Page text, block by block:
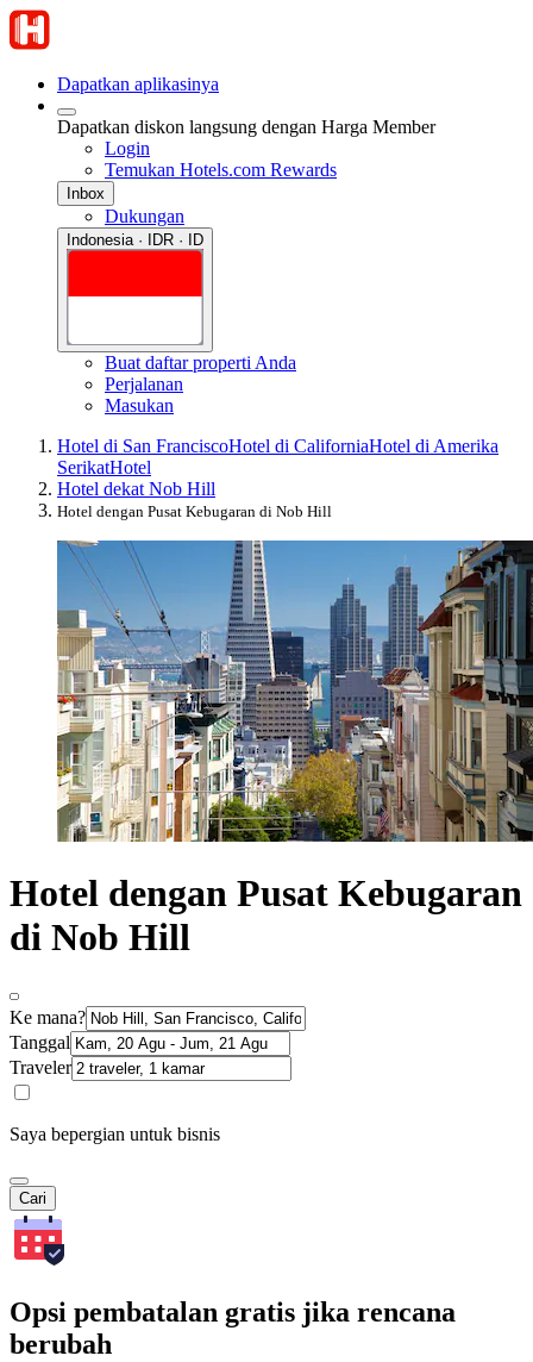
Dapatkan aplikasinya
Dapatkan diskon langsung dengan Harga Member
Login
Temukan Hotels.com Rewards
Inbox
Dukungan
Indonesia · IDR · ID
Buat daftar properti Anda
Perjalanan
Masukan
Hotel di San FranciscoHotel di CaliforniaHotel di Amerika
SerikatHotel
Hotel dekat Nob Hill
Hotel dengan Pusat Kebugaran di Nob Hill
Hotel dengan Pusat Kebugaran
di Nob Hill
Ke mana?
Tanggal
Traveler
Saya bepergian untuk bisnis
Cari
Opsi pembatalan gratis jika rencana
berubah